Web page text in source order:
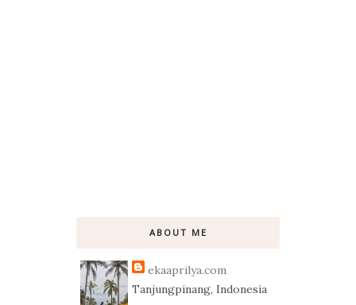
ABOUT ME
ekaaprilya.com
Tanjungpinang, Indonesia